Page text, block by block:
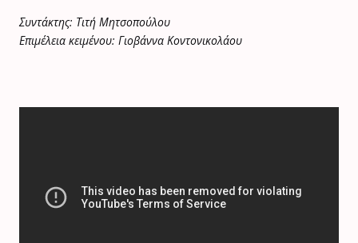
Συντάκτης: Τιτή Μητσοπούλου
Επιμέλεια κειμένου: Γιοβάννα Κοντονικολάου